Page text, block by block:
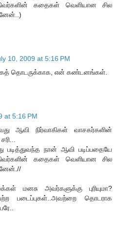
கதைகள் வெளியான சில
10, 2009 at 5:16 PM
தொடருக்காக, என் கண்டனங்கள்.
at 5:16 PM
ஆவி நிர்வாகிகள் வாசகர்களின்
படித்துவந்த நான் ஆவி படிப்பதையே
கதைகள் வெளியான சில
மனசு அவர்களுக்கு புரியுமா?
படைப்புகள்..அவற்றை தொடராக